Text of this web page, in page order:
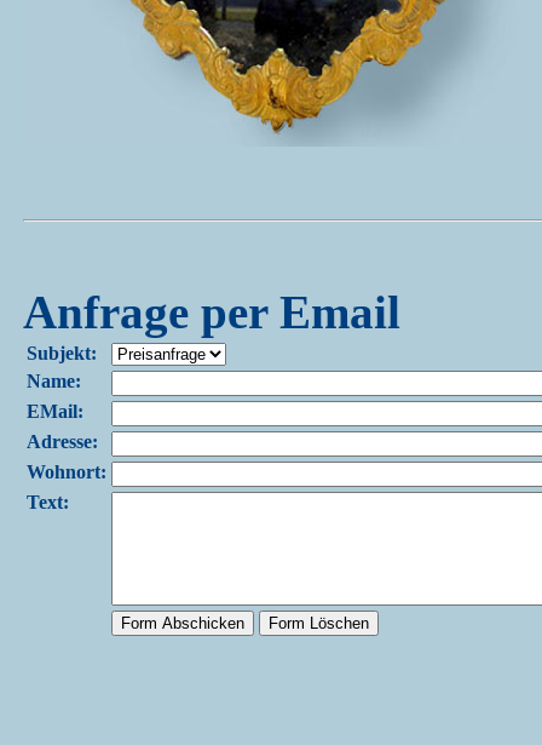
Anfrage per Email
Subjekt:
Name:
EMail:
Adresse:
Wohnort:
Text: